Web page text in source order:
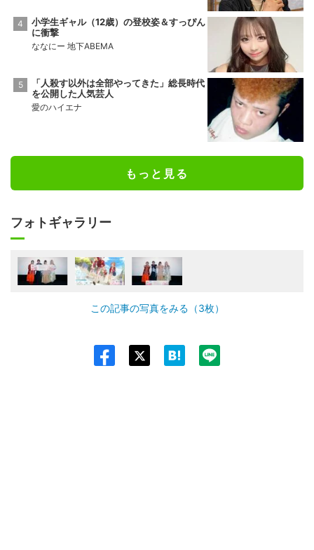
小学生ギャル（12歳）の登校姿＆すっぴん
に衝撃
ななにー 地下ABEMA
「人殺す以外は全部やってきた」総長時代
を公開した人気芸人
愛のハイエナ
もっと見る
フォトギャラリー
この記事の写真をみる（3枚）